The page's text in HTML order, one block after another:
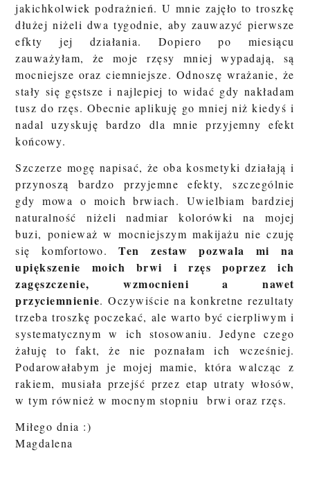
jakichkolwiek podrażnień. U mnie zajęło to troszkę
dłużej niżeli dwa tygodnie, aby zauwazyć pierwsze
efkty jej działania. Dopiero po miesiącu
zauważyłam, że moje rzęsy mniej wypadają, są
mocniejsze oraz ciemniejsze. Odnoszę wrażanie, że
stały się gęstsze i najlepiej to widać gdy nakładam
tusz do rzęs. Obecnie aplikuję go mniej niż kiedyś i
nadal uzyskuję bardzo dla mnie przyjemny efekt
końcowy.
Szczerze mogę napisać, że oba kosmetyki działają i
przynoszą bardzo przyjemne efekty, szczególnie
gdy mowa o moich brwiach. Uwielbiam bardziej
naturalność niżeli nadmiar kolorówki na mojej
buzi, ponieważ w mocniejszym makijażu nie czuję
się komfortowo.Ten zestaw pozwala mi na
upiększenie moich brwi i rzęs poprzez ich
zagęszczenie, wzmocnieni a nawet
przyciemnienie. Oczywiście na konkretne rezultaty
trzeba troszkę poczekać, ale warto być cierpliwym i
systematycznym w ich stosowaniu. Jedyne czego
żałuję to fakt, że nie poznałam ich wcześniej.
Podarowałabym je mojej mamie, która walcząc z
rakiem, musiała przejść przez etap utraty włosów,
w tym również w mocnym stopniu brwi oraz rzęs.
Miłego dnia :)
Magdalena